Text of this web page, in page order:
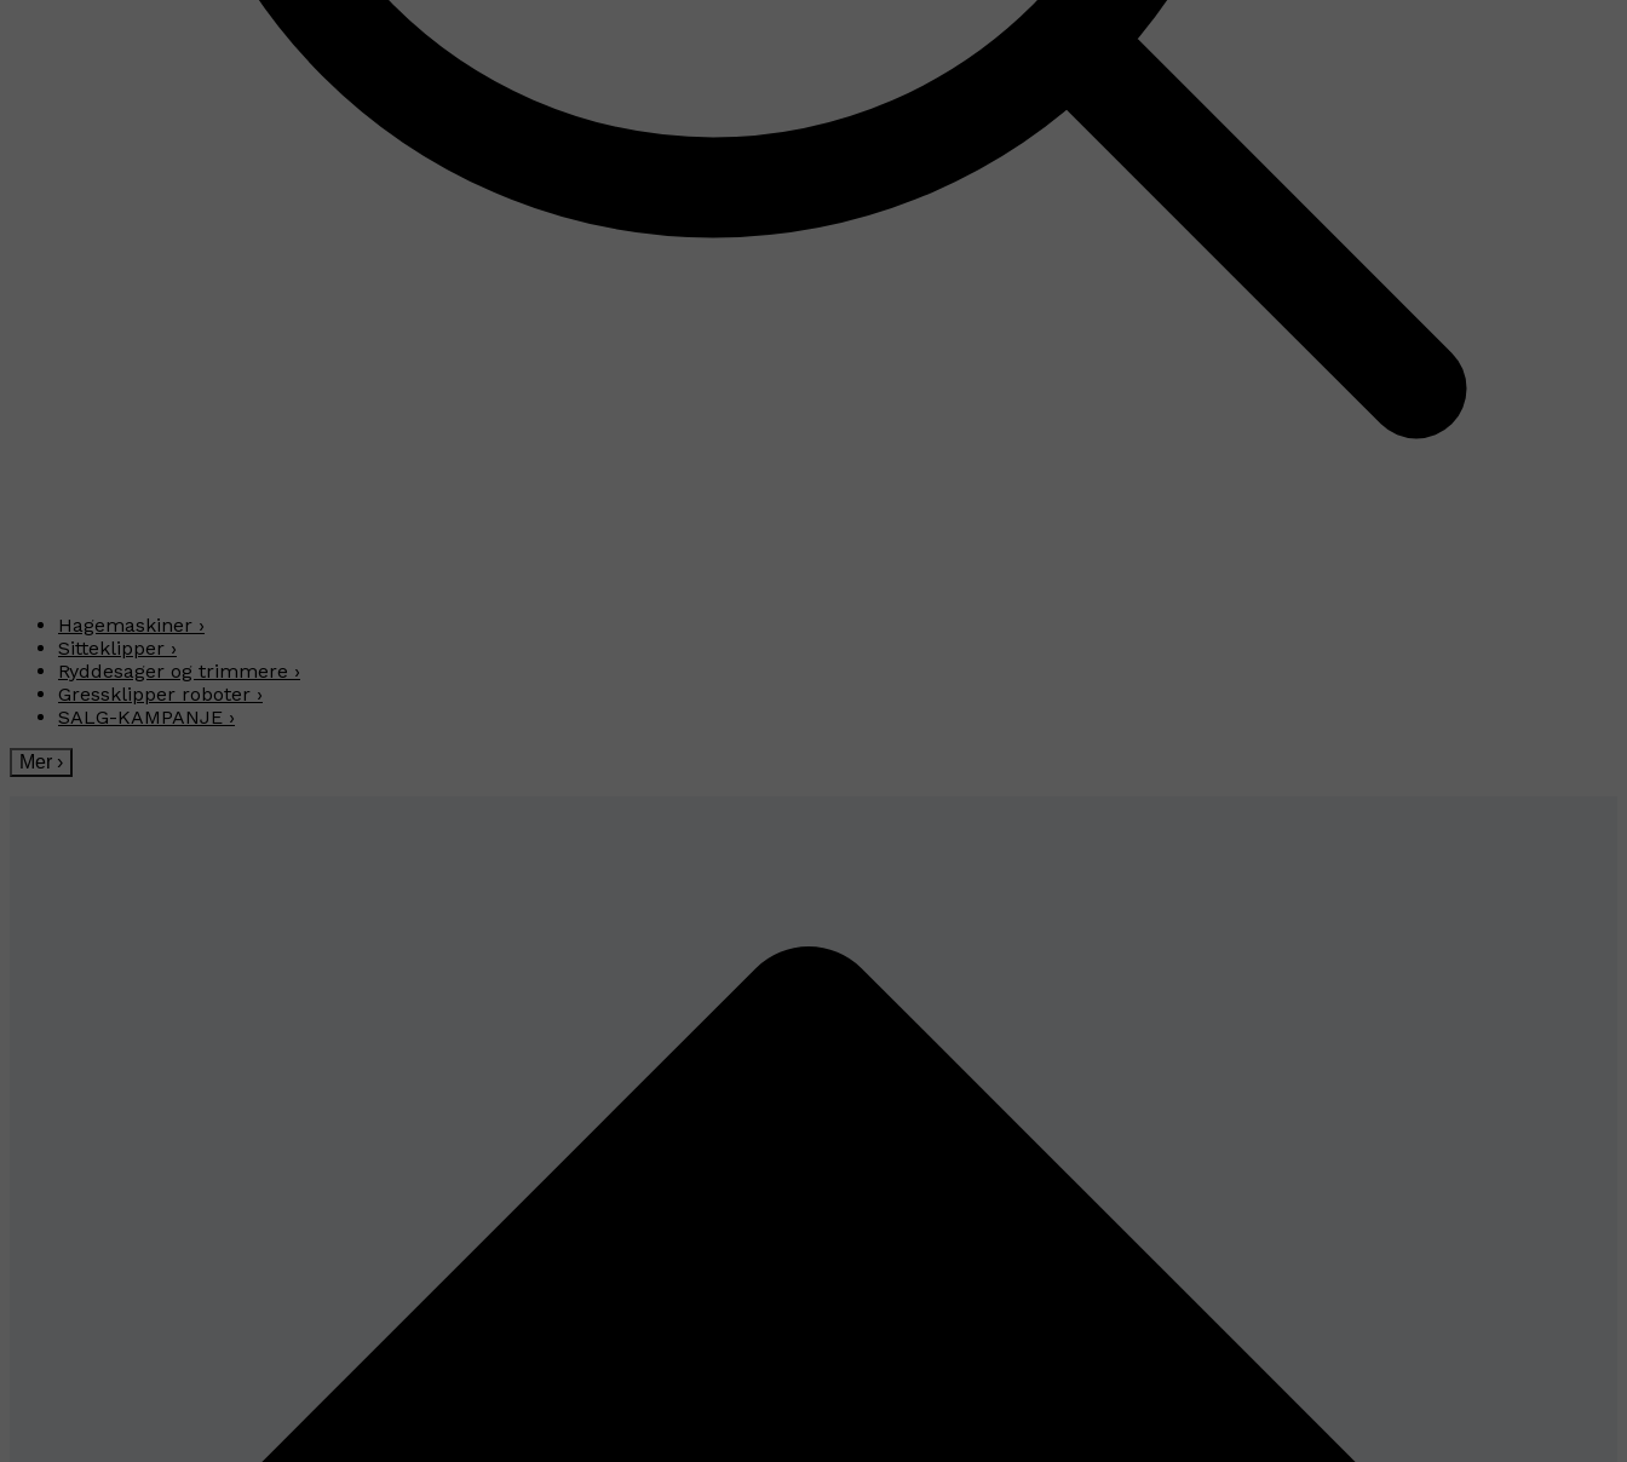
Hagemaskiner ›
Sitteklipper ›
Ryddesager og trimmere ›
Gressklipper roboter ›
SALG-KAMPANJE ›
Mer ›